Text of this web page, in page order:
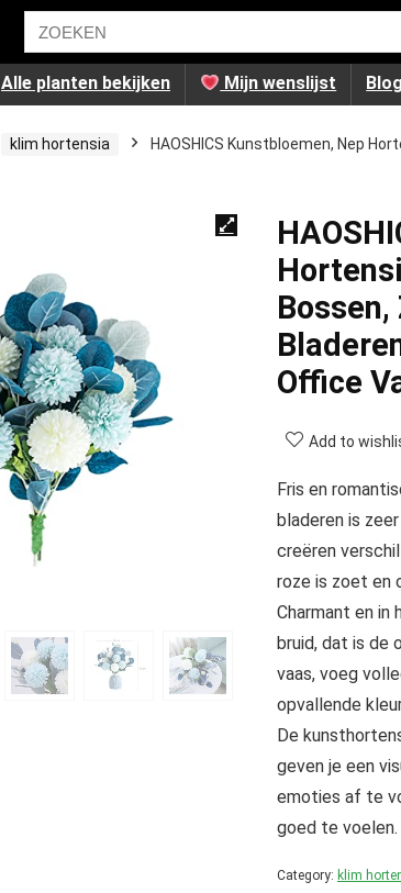
Alle planten bekijken Mijn wenslijst
klim hortensia
HAOSHICS Kunstbloemen, Nep
Office
Add to
Fris en
bladeren is
creëren
roze is zoet en
Charmant en in
bruid, dat is de
vaas, voeg
opvallende
De
geven je een
emoties af te
goed te voelen.
Category: klim